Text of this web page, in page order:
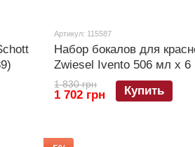
Артикул: 115587
Набор бокалов для
Zwiesel Ivento 506 мл х 6
1 830 грн
1 702 грн Купить